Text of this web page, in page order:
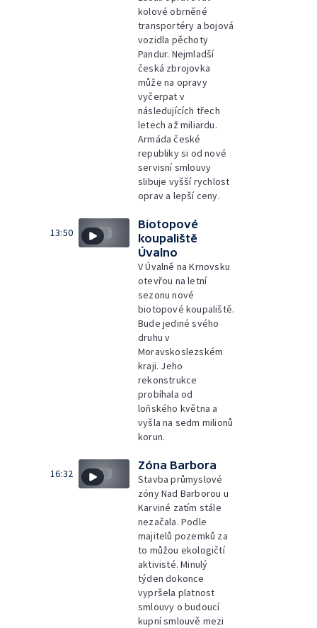
kolové obrněné
transportéry a bojová
vozidla pěchoty
Pandur. Nejmladší
česká zbrojovka
může na opravy
vyčerpat v
následujících třech
letech až miliardu.
Armáda české
republiky si od nové
servisní smlouvy
slibuje vyšší rychlost
oprav a lepší ceny.
13:50
Biotopové
koupaliště
Úvalno
V Úvalně na Krnovsku
otevřou na letní
sezonu nové
biotopové koupaliště.
Bude jediné svého
druhu v
Moravskoslezském
kraji. Jeho
rekonstrukce
probíhala od
loňského května a
vyšla na sedm milionů
korun.
16:32
Zóna Barbora
Stavba průmyslové
zóny Nad Barborou u
Karviné zatím stále
nezačala. Podle
majitelů pozemků za
to můžou ekologičtí
aktivisté. Minulý
týden dokonce
vypršela platnost
smlouvy o budoucí
kupní smlouvě mezi